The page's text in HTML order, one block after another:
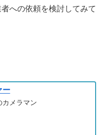
への依頼を検討してみて
ー
カメラマン